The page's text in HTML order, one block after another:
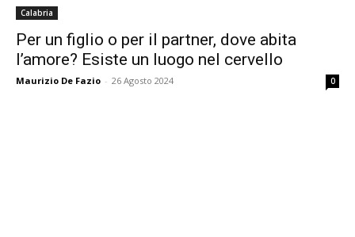
Calabria
Per un figlio o per il partner, dove abita
l’amore? Esiste un luogo nel cervello
Maurizio De Fazio - 26 Agosto 2024 0